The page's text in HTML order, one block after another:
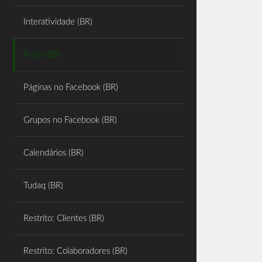
Interatividade (BR)
Posts (BR)
Páginas no Facebook (BR)
Grupos no Facebook (BR)
Calendários (BR)
Tudaq (BR)
Restrito: Clientes (BR)
Restrito: Colaboradores (BR)